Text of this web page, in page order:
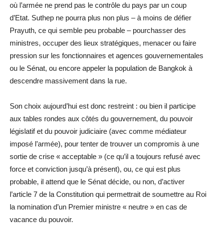
où l’armée ne prend pas le contrôle du pays par un coup
d’Etat. Suthep ne pourra plus non plus – à moins de défier
Prayuth, ce qui semble peu probable – pourchasser des
ministres, occuper des lieux stratégiques, menacer ou faire
pression sur les fonctionnaires et agences gouvernementales
ou le Sénat, ou encore appeler la population de Bangkok à
descendre massivement dans la rue.
Son choix aujourd’hui est donc restreint : ou bien il participe
aux tables rondes aux côtés du gouvernement, du pouvoir
législatif et du pouvoir judiciaire (avec comme médiateur
imposé l’armée), pour tenter de trouver un compromis à une
sortie de crise « acceptable » (ce qu’il a toujours refusé avec
force et conviction jusqu’à présent), ou, ce qui est plus
probable, il attend que le Sénat décide, ou non, d’activer
l’article 7 de la Constitution qui permettrait de soumettre au Roi
la nomination d’un Premier ministre « neutre » en cas de
vacance du pouvoir.